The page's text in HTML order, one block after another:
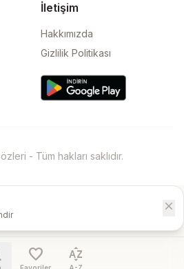
İletişim
Hakkımızda
Gizlilik Politikası
- Tüm hakları saklıdır.
close
favorite
Favoriler
sort_by_alpha
A-Z